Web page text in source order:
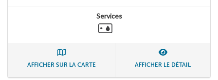
Services
AFFICHER SUR LA CARTE AFFICHER LE DÉTAIL